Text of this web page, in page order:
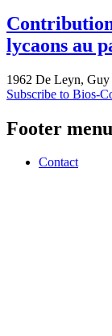
Contribution
lycaons au
1962 De Leyn, Guy
Subscribe to Bios-
Footer menu
Contact